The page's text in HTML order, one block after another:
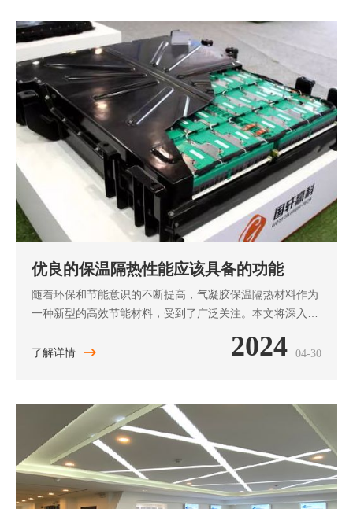
优良的保温隔热性能应该具备的功能
随着环保和节能意识的不断提高，气凝胶保温隔热材料作为
一种新型的高效节能材料，受到了广泛关注。本文将深入介
更好地了解和选择此类产品。
了解详情 2024 04-30